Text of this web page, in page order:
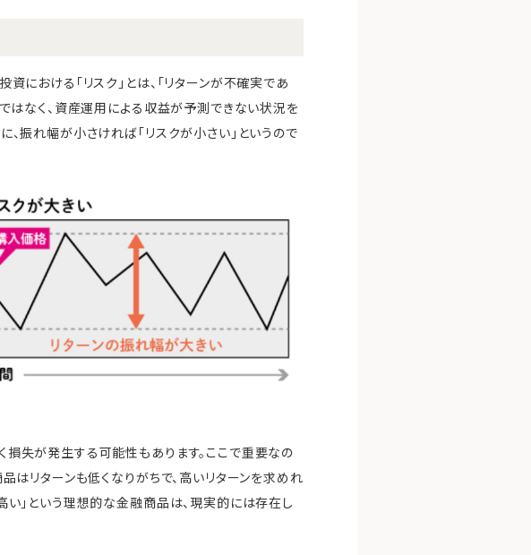
における「リスク」とは、「リターンが不確実であ
ではなく、資産運用による収益が予測できない状況を
、振れ幅が小さければ「リスクが小さい」というので
損失が発生する可能性もあります。ここで重要なの
品はリターンも低くなりがちで、高いリターンを求めれ
い」という理想的な金融商品は、現実的には存在し